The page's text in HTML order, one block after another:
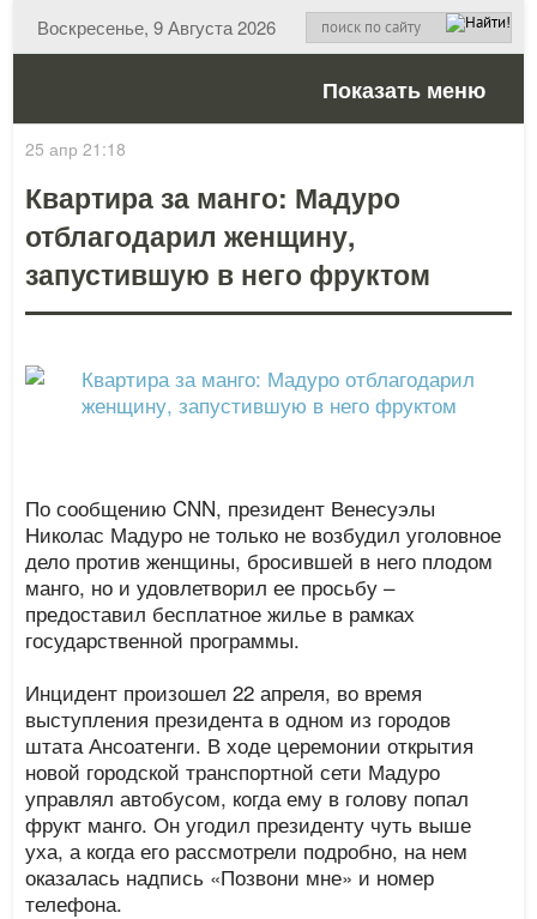
Воскресенье, 9 Августа 2026
Показать меню
25 апр 21:18
Квартира за манго: Мадуро
отблагодарил женщину,
запустившую в него фруктом
По сообщению CNN, президент Венесуэлы
Николас Мадуро не только не возбудил уголовное
дело против женщины, бросившей в него плодом
манго, но и удовлетворил ее просьбу –
предоставил бесплатное жилье в рамках
государственной программы.
Инцидент произошел 22 апреля, во время
выступления президента в одном из городов
штата Ансоатенги. В ходе церемонии открытия
новой городской транспортной сети Мадуро
управлял автобусом, когда ему в голову попал
фрукт манго. Он угодил президенту чуть выше
уха, а когда его рассмотрели подробно, на нем
оказалась надпись «Позвони мне» и номер
телефона.